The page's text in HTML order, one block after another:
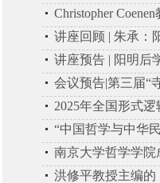
Christopher
讲座回顾 | 朱承：
讲座预告 | 阳明后
会议预告|第三届“
2025年全国形式
“中国哲学与中华
南京大学哲学学院
洪修平教授主编的